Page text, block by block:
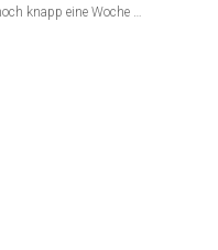
knapp eine Woche …